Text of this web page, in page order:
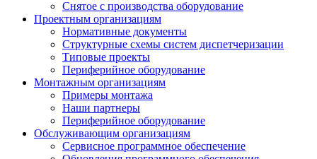
Снятое с производства оборудование
Проектным организациям
Нормативные документы
Структурные схемы систем диспетчеризации
Типовые проекты
Периферийное оборудование
Монтажным организациям
Примеры монтажа
Наши партнеры
Периферийное оборудование
Обслуживающим организациям
Сервисное программное обеспечение